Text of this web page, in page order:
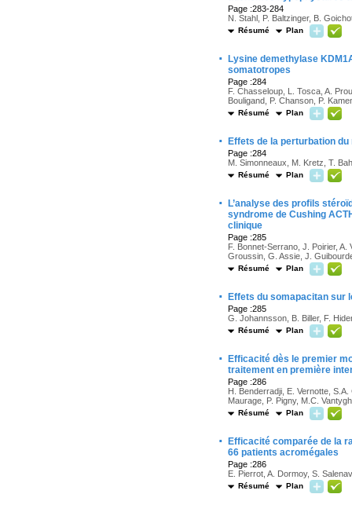
Page :283-284
N. Stahl, P. Baltzinger, B.
Résumé Plan
·
Lysine demethylase
somatotropes
Page :284
F. Chasseloup, L. Tosca, A.
Bouligand, P. Chanson, P.
Résumé Plan
· Effets de la perturbation
Page :284
M. Simonneaux, M. Kretz, T.
Résumé Plan
·
L’analyse des profils
syndrome de Cushing
clinique
Page :285
F. Bonnet-Serrano, J. Poirier,
Groussin, G. Assie, J.
Résumé Plan
· Effets du somapacitan sur
Page :285
G. Johannsson, B. Biller, F.
Résumé Plan
·
Efficacité dès le premier
traitement en première
Page :286
H. Benderradji, E. Vernotte,
Maurage, P. Pigny, M.C.
Résumé Plan
·
Efficacité comparée de la
66 patients acromégales
Page :286
E. Pierrot, A. Dormoy, S.
Résumé Plan